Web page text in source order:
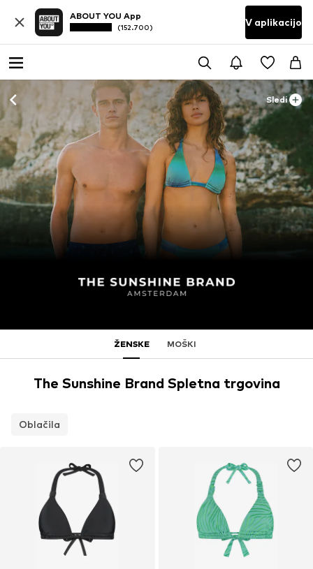
ABOUT YOU App
(152.700) V aplikacijo
Sledi
ŽENSKE MOŠKI
The Sunshine Brand Spletna trgovina
Oblačila